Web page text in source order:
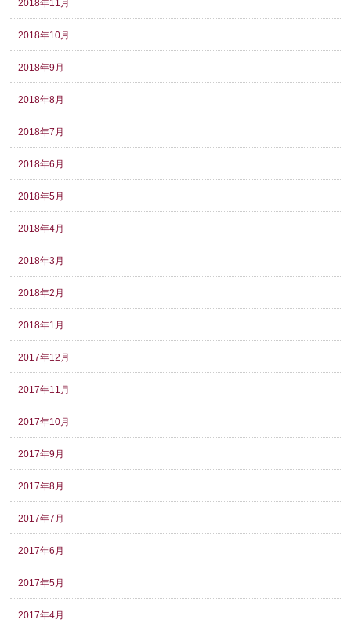
2018年11月
2018年10月
2018年9月
2018年8月
2018年7月
2018年6月
2018年5月
2018年4月
2018年3月
2018年2月
2018年1月
2017年12月
2017年11月
2017年10月
2017年9月
2017年8月
2017年7月
2017年6月
2017年5月
2017年4月